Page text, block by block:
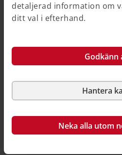
detaljerad information om
ditt val i efterhand.
Godkänn
Hantera
Neka alla utom
I figuren går det att följa hur
förädlingsvärdet för sektorn